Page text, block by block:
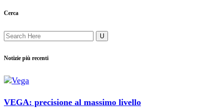
Cerca
Notizie più recenti
VEGA: precisione al massimo livello